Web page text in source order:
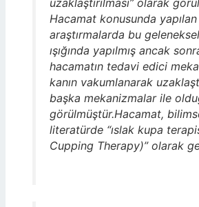
Hacamat konusunda
araştırmalarda bu
ışığında yapılmış ancak
hacamatın tedavi edici
kanın vakumlanarak
başka mekanizmalar ile
görülmüştür.Hacamat,
literatürde “ıslak kupa
Cupping Therapy)” olarak